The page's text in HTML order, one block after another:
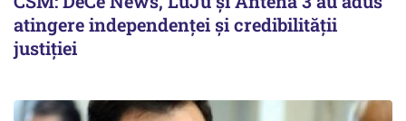
atingere independenței și credibilității
justiției